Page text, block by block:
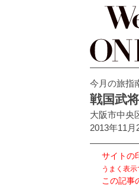
今月の旅指
戦国武
大阪市中央
2013年11月
サイトの
うまく表
この記事